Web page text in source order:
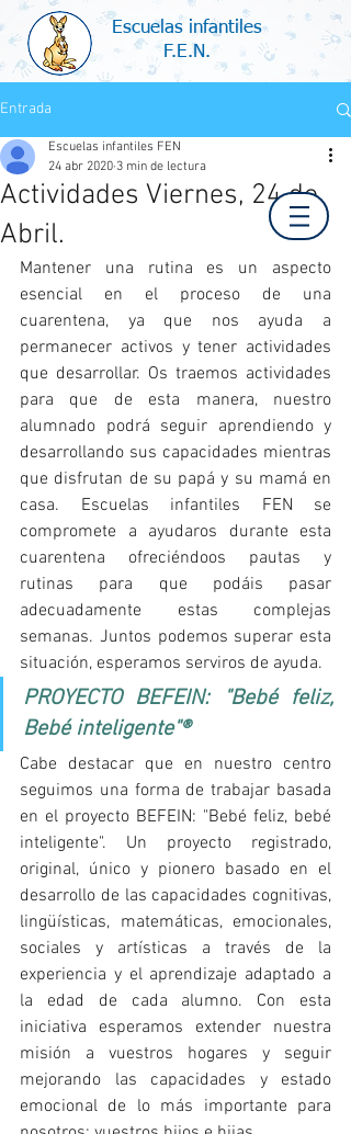
Escuelas infantiles
F.E.N.
Entrada
Actividades Viernes, 24 de
Abril.
Escuelas infantiles FEN
24 abr 2020 3 min de lectura
Mantener una rutina es un aspecto
esencial en el proceso de una
cuarentena, ya que nos ayuda a
permanecer activos y tener actividades
que desarrollar. Os traemos actividades
para que de esta manera, nuestro
alumnado podrá seguir aprendiendo y
desarrollando sus capacidades mientras
que disfrutan de su papá y su mamá en
casa. Escuelas infantiles FEN se
compromete a ayudaros durante esta
cuarentena ofreciéndoos pautas y
rutinas para que podáis pasar
adecuadamente estas complejas
semanas. Juntos podemos superar esta
situación, esperamos serviros de ayuda.
PROYECTO BEFEIN: "Bebé feliz,
Bebé inteligente"®
Cabe destacar que en nuestro centro
seguimos una forma de trabajar basada
en el proyecto BEFEIN: "Bebé feliz, bebé
inteligente". Un proyecto registrado,
original, único y pionero basado en el
desarrollo de las capacidades cognitivas,
lingüísticas, matemáticas, emocionales,
sociales y artísticas a través de la
experiencia y el aprendizaje adaptado a
la edad de cada alumno. Con esta
iniciativa esperamos extender nuestra
misión a vuestros hogares y seguir
mejorando las capacidades y estado
emocional de lo más importante para